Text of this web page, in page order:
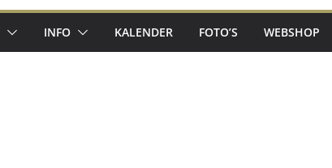
INFO KALENDER FOTO’S WEBSHOP